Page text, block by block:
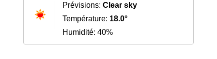
Prévisions: Clear sky
Température: 18.0°
Humidité: 40%